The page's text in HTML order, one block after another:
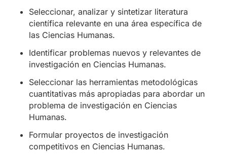
Seleccionar, analizar y sintetizar literatura
científica relevante en una área específica de
las Ciencias Humanas.
Identificar problemas nuevos y relevantes de
investigación en Ciencias Humanas.
Seleccionar las herramientas metodológicas
cuantitativas más apropiadas para abordar un
problema de investigación en Ciencias
Humanas.
Formular proyectos de investigación
competitivos en Ciencias Humanas.